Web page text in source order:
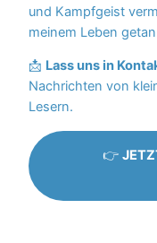
und Kampfgeist
meinem Leben
📩 Lass uns in
Nachrichten von
Lesern.
👉